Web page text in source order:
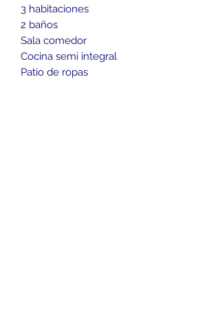
3 habitaciones
2 baños
Sala comedor
Cocina semi integral
Patio de ropas